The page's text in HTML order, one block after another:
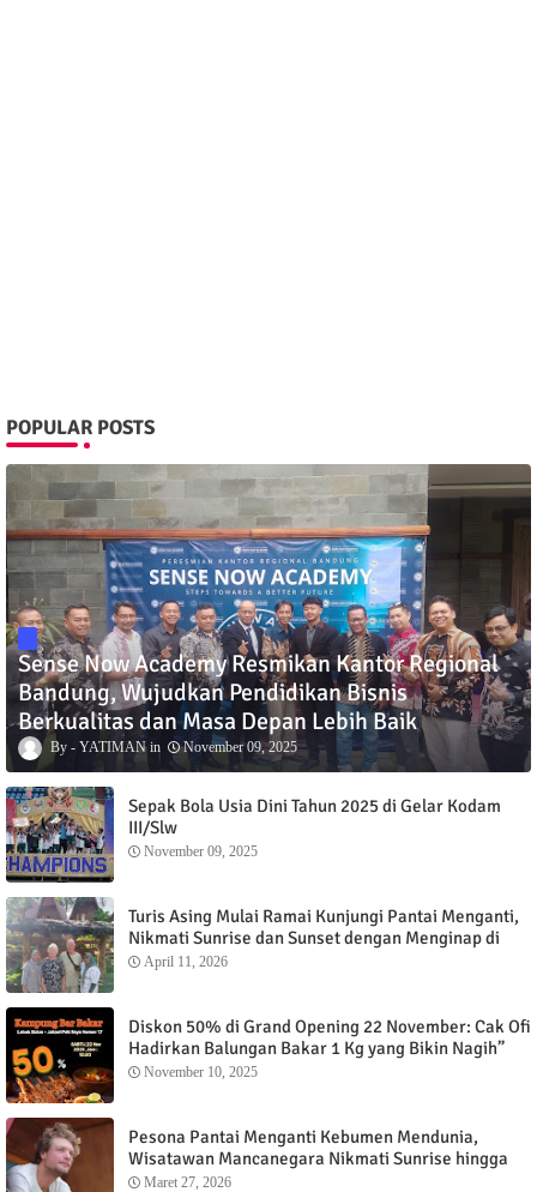
POPULAR POSTS
Sense Now Academy Resmikan Kantor Regional
Bandung, Wujudkan Pendidikan Bisnis
Berkualitas dan Masa Depan Lebih Baik
YATIMAN November 09, 2025
Sepak Bola Usia Dini Tahun 2025 di Gelar Kodam
III/Slw
November 09, 2025
Turis Asing Mulai Ramai Kunjungi Pantai Menganti,
Nikmati Sunrise dan Sunset dengan Menginap di
Menganti Cottage
April 11, 2026
Diskon 50% di Grand Opening 22 November: Cak Ofi
Hadirkan Balungan Bakar 1 Kg yang Bikin Nagih”
November 10, 2025
Pesona Pantai Menganti Kebumen Mendunia,
Wisatawan Mancanegara Nikmati Sunrise hingga
Sunset dari Menganti Cottage
Maret 27, 2026